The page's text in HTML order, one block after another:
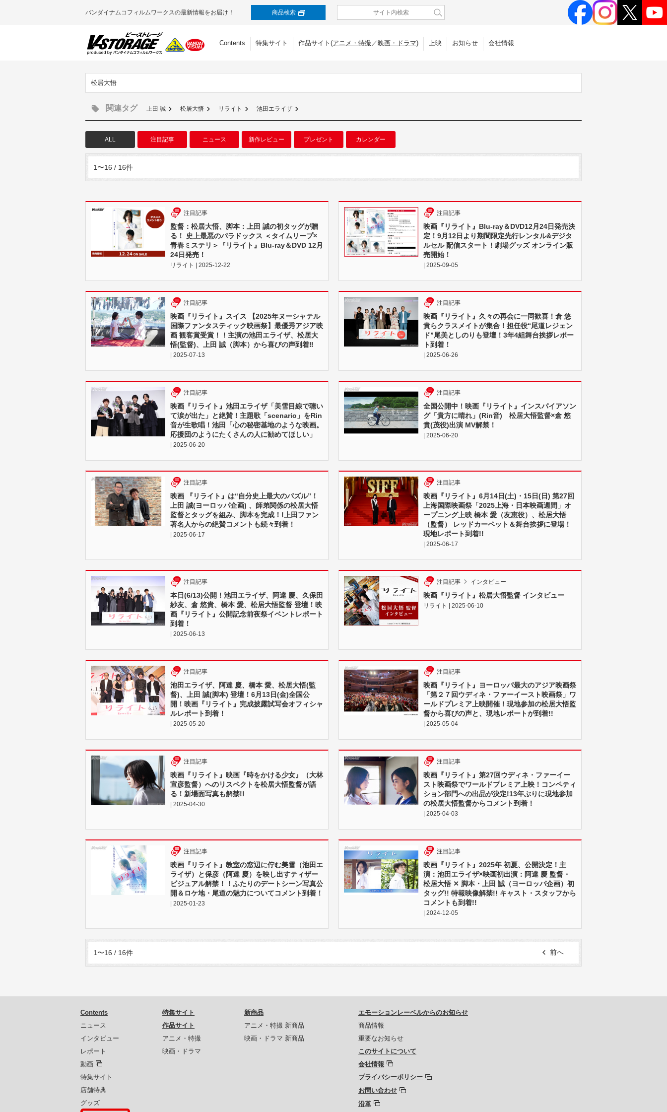
バンダイナムコフィルムワークスの最新情報をお届け！ 商品検索
Contents 特集サイト 作品サイト(アニメ・特撮／映画・ドラマ) 上映 お知らせ 会社情報
松居大悟
関連タグ 上田 誠 松居大悟 リライト 池田エライザ
ALL 注目記事 ニュース 新作レビュー プレゼント カレンダー
1〜16 / 16件
注目記事
監督：松居大悟、脚本：上田 誠の初タッグが贈
る！ 史上最悪のパラドックス ＜タイムリープ×
青春ミステリ＞『リライト』Blu-ray＆DVD 12月
24日発売！
リライト | 2025-12-22
注目記事
映画『リライト』Blu-ray＆DVD12月24日発売決
定！9月12日より期間限定先行レンタル&デジタ
ルセル 配信スタート！劇場グッズ オンライン販
売開始！
| 2025-09-05
注目記事
映画『リライト』スイス 【2025年ヌーシャテル
国際ファンタスティック映画祭】最優秀アジア映
画 観客賞受賞！！主演の池田エライザ、松居大
悟(監督)、上田 誠（脚本）から喜びの声到着‼
| 2025-07-13
注目記事
映画『リライト』久々の再会に一同歓喜！倉 悠
貴らクラスメイトが集合！担任役“尾道レジェン
ド”尾美としのりも登壇！3年4組舞台挨拶レポー
ト到着！
| 2025-06-26
注目記事
映画『リライト』池田エライザ「美雪目線で聴い
て涙が出た」と絶賛！主題歌「scenario」をRin
音が生歌唱！池田「心の秘密基地のような映画。
応援団のようにたくさんの人に勧めてほしい」
| 2025-06-20
注目記事
全国公開中！映画『リライト』インスパイアソン
グ「貴方に晴れ」(Rin音) 松居大悟監督×倉 悠
貴(茂役)出演 MV解禁！
| 2025-06-20
注目記事
映画 『リライト』は“自分史上最大のパズル”！
上田 誠(ヨーロッパ企画) 、師弟関係の松居大悟
監督とタッグを組み、脚本を完成！!上田ファン
著名人からの絶賛コメントも続々到着！
| 2025-06-17
注目記事
映画『リライト』6月14日(土)・15日(日) 第27回
上海国際映画祭「2025上海・日本映画週間」オ
ープニング上映 橋本 愛（友恵役）、松居大悟
（監督） レッドカーペット＆舞台挨拶に登場！
現地レポート到着!!
| 2025-06-17
注目記事
本日(6/13)公開！池田エライザ、阿達 慶、久保田
紗友、倉 悠貴、橋本 愛、松居大悟監督 登壇！映
画『リライト』公開記念前夜祭イベントレポート
到着！
| 2025-06-13
注目記事 インタビュー
映画『リライト』松居大悟監督 インタビュー
リライト | 2025-06-10
注目記事
池田エライザ、阿達 慶、橋本 愛、松居大悟(監
督)、上田 誠(脚本) 登壇！6月13日(金)全国公
開！映画『リライト』完成披露試写会オフィシャ
ルレポート到着！
| 2025-05-20
注目記事
映画『リライト』ヨーロッパ最大のアジア映画祭
「第２７回ウディネ・ファーイースト映画祭」ワ
ールドプレミア上映開催！現地参加の松居大悟監
督から喜びの声と、現地レポートが到着!!
| 2025-05-04
注目記事
映画『リライト』映画『時をかける少女』（大林
宣彦監督）へのリスペクトを松居大悟監督が語
る！新場面写真も解禁!!
| 2025-04-30
注目記事
映画『リライト』第27回ウディネ・ファーイー
スト映画祭でワールドプレミア上映！コンペティ
ション部門への出品が決定!13年ぶりに現地参加
の松居大悟監督からコメント到着！
| 2025-04-03
注目記事
映画『リライト』教室の窓辺に佇む美雪（池田エ
ライザ）と保彦（阿達 慶）を映し出すティザー
ビジュアル解禁！！ふたりのデートシーン写真公
開＆ロケ地・尾道の魅力についてコメント到着！
| 2025-01-23
注目記事
映画『リライト』2025年 初夏、公開決定！主
演：池田エライザ×映画初出演：阿達 慶 監督・
松居大悟 ✕ 脚本・上田 誠（ヨーロッパ企画）初
タッグ!! 特報映像解禁!! キャスト・スタッフから
コメントも到着!!
| 2024-12-05
1〜16 / 16件 前へ
Contents
ニュース
インタビュー
レポート
動画
特集サイト
店舗特典
グッズ
特集サイト
作品サイト
アニメ・特撮
映画・ドラマ
新商品
アニメ・特撮 新商品
映画・ドラマ 新商品
エモーションレーベルからのお知らせ
商品情報
重要なお知らせ
このサイトについて
会社情報
プライバシーポリシー
お問い合わせ
沿革